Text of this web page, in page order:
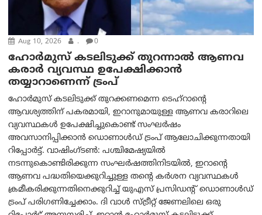
Aug 10, 2026 . 0
ഹോർമുസ് കടലിടുക്ക് തുറന്നാൽ ആണവ
കരാർ വ്യവസ്ഥ ഉപേക്ഷിക്കാൻ
തയ്യാറാണെന്ന് ട്രം‌പ്
ഹോർമുസ് കടലിടുക്ക് തുറക്കണമെന്ന ടെഹ്‌റാന്റെ
ആവശ്യത്തിന് പകരമായി, ഇറാനുമായുള്ള ആണവ കരാറിലെ
വ്യവസ്ഥകൾ ഉപേക്ഷിച്ചുകൊണ്ട് സംഘർഷം
അവസാനിപ്പിക്കാൻ ഡൊണാൾഡ് ട്രംപ് ആലോചിക്കുന്നതായി
റിപ്പോർട്ട്. വാഷിംഗ്ടണ്‍: പശ്ചിമേഷ്യയിൽ
നടന്നുകൊണ്ടിരിക്കുന്ന സംഘർഷത്തിനിടയിൽ, ഇറാന്റെ
ആണവ പദ്ധതിയെക്കുറിച്ചുള്ള തന്റെ കർശന വ്യവസ്ഥകൾ
ക്രമീകരിക്കുന്നതിനെക്കുറിച്ച് യുഎസ് പ്രസിഡന്റ് ഡൊണാൾഡ്
ട്രംപ് പരിഗണിച്ചേക്കാം. ദി വാൾ സ്ട്രീറ്റ് ജേണലിലെ ഒരു